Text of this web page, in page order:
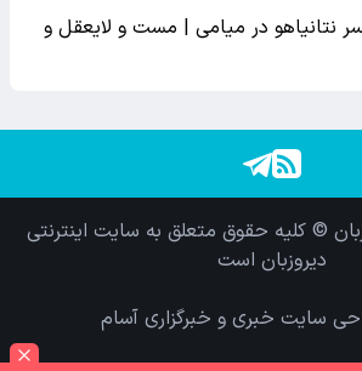
در میامی | مست و لایعقل و
© کلیه حقوق متعلق به سایت اینترنتی
دیروزبان است
سایت خبری و خبرگزاری آسام